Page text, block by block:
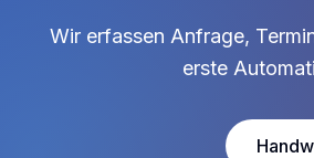
Wir erfassen Anfrage,
erste